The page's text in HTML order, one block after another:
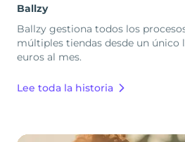
Ballzy
Ballzy gestiona todos los
múltiples tiendas desde un único
euros al mes.
Lee toda la historia